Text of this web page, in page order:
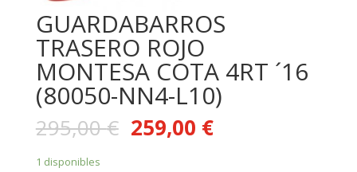
GUARDABARROS
TRASERO ROJO
MONTESA COTA 4RT ´16
(80050-NN4-L10)
295,00€ 259,00 €
1 disponibles